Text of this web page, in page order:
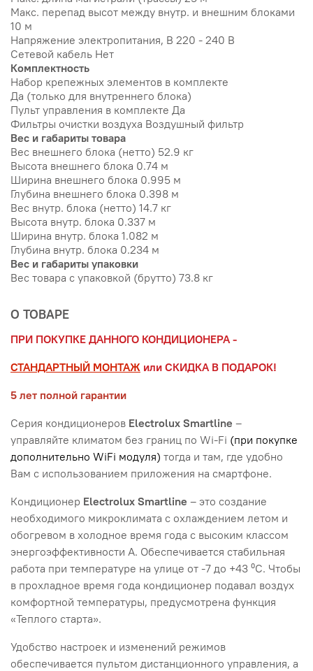
Макс. перепад высот между внутр. и внешним блоками
10 м
Напряжение электропитания, В 220 - 240 В
Сетевой кабель Нет
Комплектность
Набор крепежных элементов в комплекте
Да (только для внутреннего блока)
Пульт управления в комплекте Да
Фильтры очистки воздуха Воздушный фильтр
Вес и габариты товара
Вес внешнего блока (нетто) 52.9 кг
Высота внешнего блока 0.74 м
Ширина внешнего блока 0.995 м
Глубина внешнего блока 0.398 м
Вес внутр. блока (нетто) 14.7 кг
Высота внутр. блока 0.337 м
Ширина внутр. блока 1.082 м
Глубина внутр. блока 0.234 м
Вес и габариты упаковки
Вес товара с упаковкой (брутто) 73.8 кг
О ТОВАРЕ
ПРИ ПОКУПКЕ ДАННОГО КОНДИЦИОНЕРА -
СТАНДАРТНЫЙ МОНТАЖ или СКИДКА В ПОДАРОК!
5 лет полной гарантии
Серия кондиционеров Electrolux Smartline –
управляйте климатом без границ по Wi-Fi (при покупке
дополнительно WiFi модуля) тогда и там, где удобно
Вам с использованием приложения на смартфоне.
Кондиционер Electrolux Smartline – это создание
необходимого микроклимата с охлаждением летом и
обогревом в холодное время года с высоким классом
энергоэффективности А. Обеспечивается стабильная
работа при температуре на улице от -7 до +43 ⁰С. Чтобы
в прохладное время года кондиционер подавал воздух
комфортной температуры, предусмотрена функция
«Теплого старта».
Удобство настроек и изменений режимов
обеспечивается пультом дистанционного управления, а